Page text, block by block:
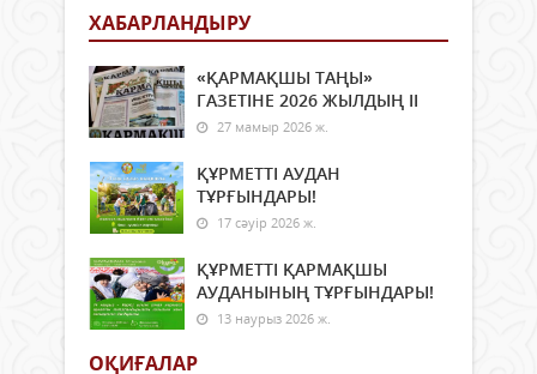
ХАБАРЛАНДЫРУ
«ҚАРМАҚШЫ ТАҢЫ»
ГАЗЕТІНЕ 2026 ЖЫЛДЫҢ ІI
27 мамыр 2026 ж.
ҚҰРМЕТТІ АУДАН
ТҰРҒЫНДАРЫ!
17 сәуір 2026 ж.
ҚҰРМЕТТІ ҚАРМАҚШЫ
АУДАНЫНЫҢ ТҰРҒЫНДАРЫ!
13 наурыз 2026 ж.
ОҚИҒАЛАР